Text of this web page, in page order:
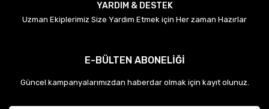
YARDIM & DESTEK
Uzman Ekiplerimiz Size Yardım Etmek için Her zaman Hazırlar
E-BÜLTEN ABONELİĞİ
Güncel kampanyalarımızdan haberdar olmak için kayıt olunuz.